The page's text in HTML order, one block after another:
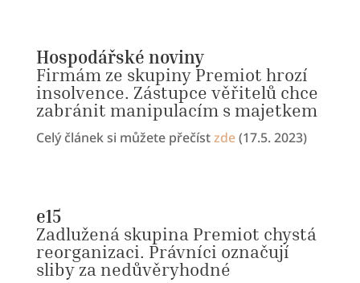
Hospodářské noviny
Firmám ze skupiny Premiot hrozí
insolvence. Zástupce věřitelů chce
zabránit manipulacím s majetkem
Celý článek si můžete přečístzde(17.5. 2023)
e15
Zadlužená skupina Premiot chystá
reorganizaci. Právníci označují
sliby za nedůvěryhodné